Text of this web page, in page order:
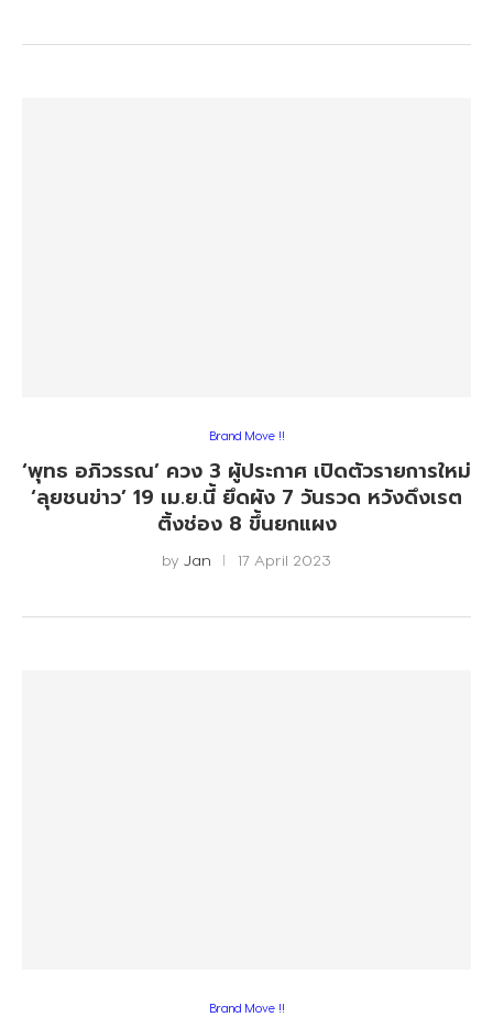
Brand Move !!
‘พุทธ อภิวรรณ’ ควง 3 ผู้ประกาศ เปิดตัวรายการใหม่
‘ลุยชนข่าว’ 19 เม.ย.นี้ ยึดผัง 7 วันรวด หวังดึงเรต
ติ้งช่อง 8 ขึ้นยกแผง
by Jan 17 April 2023
Brand Move !!